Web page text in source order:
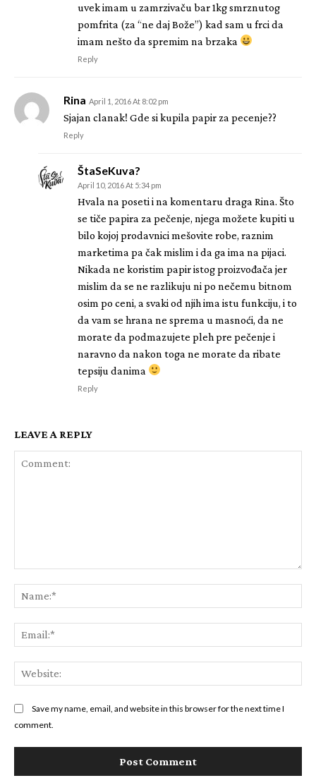
uvek imam u zamrzivaču bar 1kg smrznutog
pomfrita (za “ne daj Bože”) kad sam u frci da
imam nešto da spremim na brzaka
Reply
Rina April 1, 2016 At 8:02 pm
Sjajan clanak! Gde si kupila papir za pecenje??
Reply
ŠtaSeKuva?
April 10, 2016 At 5:34 pm
Hvala na poseti i na komentaru draga Rina. Što
se tiče papira za pečenje, njega možete kupiti u
bilo kojoj prodavnici mešovite robe, raznim
marketima pa čak mislim i da ga ima na pijaci.
Nikada ne koristim papir istog proizvođača jer
mislim da se ne razlikuju ni po nečemu bitnom
osim po ceni, a svaki od njih ima istu funkciju, i to
da vam se hrana ne sprema u masnoći, da ne
morate da podmazujete pleh pre pečenje i
naravno da nakon toga ne morate da ribate
tepsiju danima
Reply
LEAVE A REPLY
Save my name, email, and website in this browser for the next time I
comment.